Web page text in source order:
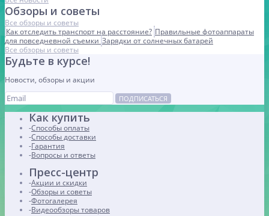
Обзоры и советы
Все обзоры и советы
Как отследить транспорт на расстояние? Правильные фотоаппараты
для повседневной съемки Зарядки от солнечных батарей
Все обзоры и советы
Будьте в курсе!
Новости, обзоры и акции
ПОДПИСАТЬСЯ
Как купить
Способы оплаты
Способы доставки
Гарантия
Вопросы и ответы
Пресс-центр
Акции и скидки
Обзоры и советы
Фотогалерея
Видеообзоры товаров